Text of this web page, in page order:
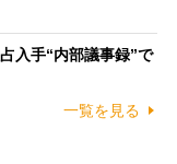
入手“内部議事録”で
一覧を見る